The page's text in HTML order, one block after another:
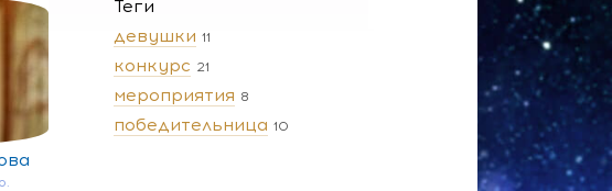
Теги
девушки 11
конкурс 21
мероприятия 8
победительница 10